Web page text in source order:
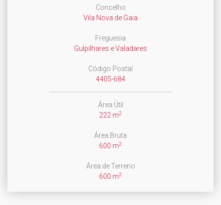
Concelho
Vila Nova de Gaia
Freguesia
Gulpilhares e Valadares
Código Postal
4405-684
Área Útil
222 m2
Área Bruta
600 m2
Área de Terreno
600 m2